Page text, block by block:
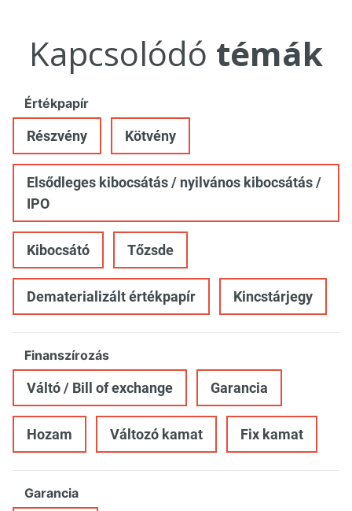
Kapcsolódó témák
Értékpapír
Részvény Kötvény
Elsődleges kibocsátás / nyilvános kibocsátás /
IPO
Kibocsátó Tőzsde
Dematerializált értékpapír Kincstárjegy
Finanszírozás
Váltó / Bill of exchange Garancia
Hozam Változó kamat Fix kamat
Garancia